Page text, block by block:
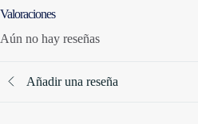
Valoraciones
Aún no hay reseñas
Añadir una reseña